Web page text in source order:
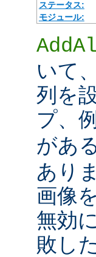
ステータス:
モジュール:
いて
列を
プ、
があ
あり
画像
無効
敗し